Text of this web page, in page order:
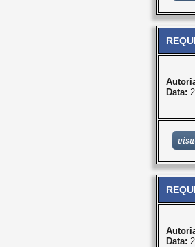
Data:
Data: